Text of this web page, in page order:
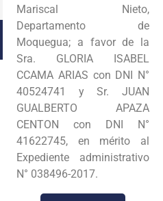
Mariscal Nieto,
Departamento de
Moquegua; a favor de la
Sra. GLORIA ISABEL
CCAMA ARIAS con DNI N°
40524741 y Sr. JUAN
GUALBERTO APAZA
CENTON con DNI N°
41622745, en mérito al
Expediente administrativo
N° 038496-2017.